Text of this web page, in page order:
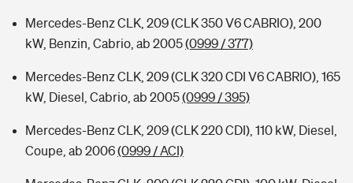
Mercedes-Benz CLK, 209 (CLK 350 V6 CABRIO), 200
kW, Benzin, Cabrio, ab 2005(0999 / 377)
Mercedes-Benz CLK, 209 (CLK 320 CDI V6 CABRIO), 165
kW, Diesel, Cabrio, ab 2005(0999 / 395)
Mercedes-Benz CLK, 209 (CLK 220 CDI), 110 kW, Diesel,
Coupe, ab 2006(0999 / ACI)